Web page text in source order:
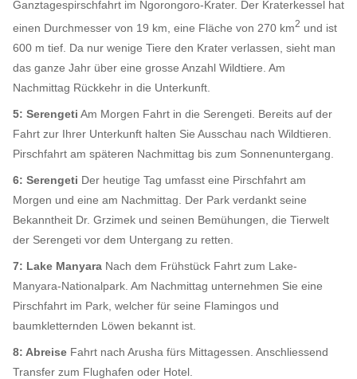
Ganztagespirschfahrt im Ngorongoro-Krater. Der Kraterkessel hat
einen Durchmesser von 19 km, eine Fläche von 270 km2 und ist
600 m tief. Da nur wenige Tiere den Krater verlassen, sieht man
das ganze Jahr über eine grosse Anzahl Wildtiere. Am
Nachmittag Rückkehr in die Unterkunft.
5: Serengeti Am Morgen Fahrt in die Serengeti. Bereits auf der
Fahrt zur Ihrer Unterkunft halten Sie Ausschau nach Wildtieren.
Pirschfahrt am späteren Nachmittag bis zum Sonnenuntergang.
6: Serengeti Der heutige Tag umfasst eine Pirschfahrt am
Morgen und eine am Nachmittag. Der Park verdankt seine
Bekanntheit Dr. Grzimek und seinen Bemühungen, die Tierwelt
der Serengeti vor dem Untergang zu retten.
7: Lake Manyara Nach dem Frühstück Fahrt zum Lake-
Manyara-Nationalpark. Am Nachmittag unternehmen Sie eine
Pirschfahrt im Park, welcher für seine Flamingos und
baumkletternden Löwen bekannt ist.
8: Abreise Fahrt nach Arusha fürs Mittagessen. Anschliessend
Transfer zum Flughafen oder Hotel.